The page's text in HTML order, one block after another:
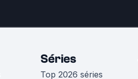
Séries
Top 2026 séries